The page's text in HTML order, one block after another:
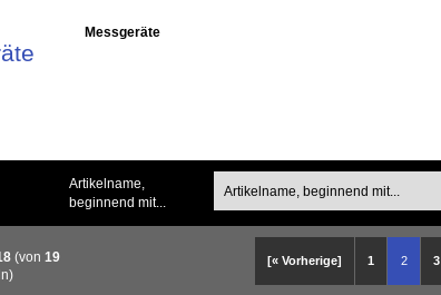
Messgeräte
Artikelname,
beginnend mit...
[« Vorherige] 1 2 3
(von 19